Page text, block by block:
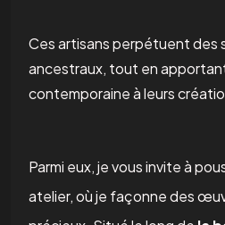
Ces artisans perpétuent des
ancestraux, tout en
contemporaine à leurs
Parmi eux, je vous invite à
atelier, où je façonne des